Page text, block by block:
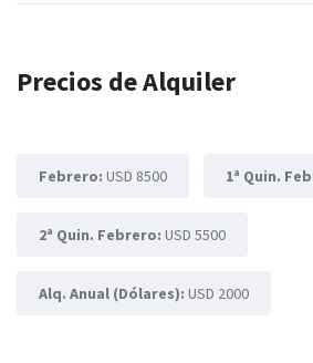
Precios de Alquiler
Febrero: USD 8500 1ª Quin.
2ª Quin. Febrero: USD 5500
Alq. Anual (Dólares): USD 2000